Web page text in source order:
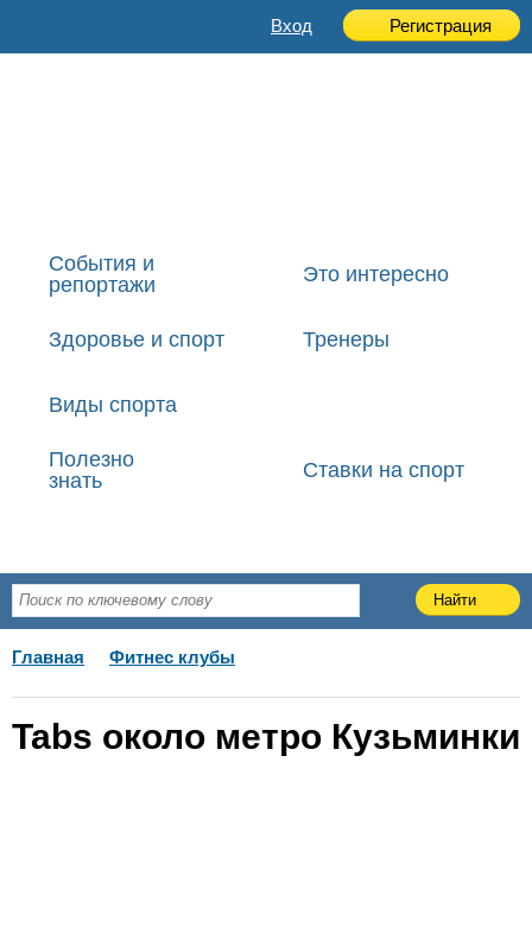
Вход Регистрация
События и
репортажи
Это интересно
Здоровье и спорт Тренеры
Виды спорта
Полезно
знать
Ставки на спорт
Главная Фитнес клубы
Tabs около метро Кузьминки